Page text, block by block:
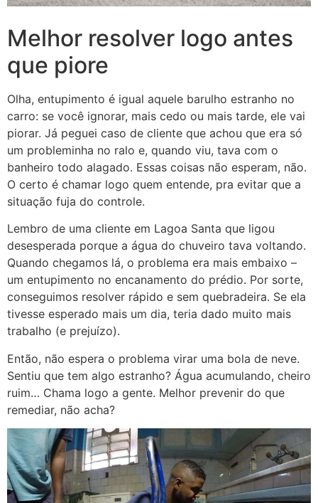
Melhor resolver logo antes
que piore
Olha, entupimento é igual aquele barulho estranho no
carro: se você ignorar, mais cedo ou mais tarde, ele vai
piorar. Já peguei caso de cliente que achou que era só
um probleminha no ralo e, quando viu, tava com o
banheiro todo alagado. Essas coisas não esperam, não.
O certo é chamar logo quem entende, pra evitar que a
situação fuja do controle.
Lembro de uma cliente em Lagoa Santa que ligou
desesperada porque a água do chuveiro tava voltando.
Quando chegamos lá, o problema era mais embaixo –
um entupimento no encanamento do prédio. Por sorte,
conseguimos resolver rápido e sem quebradeira. Se ela
tivesse esperado mais um dia, teria dado muito mais
trabalho (e prejuízo).
Então, não espera o problema virar uma bola de neve.
Sentiu que tem algo estranho? Água acumulando, cheiro
ruim… Chama logo a gente. Melhor prevenir do que
remediar, não acha?